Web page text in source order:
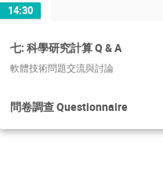
14:30
七: 科學研究計算 Q & A
軟體技術問題交流與討論
問卷調查 Questionnaire